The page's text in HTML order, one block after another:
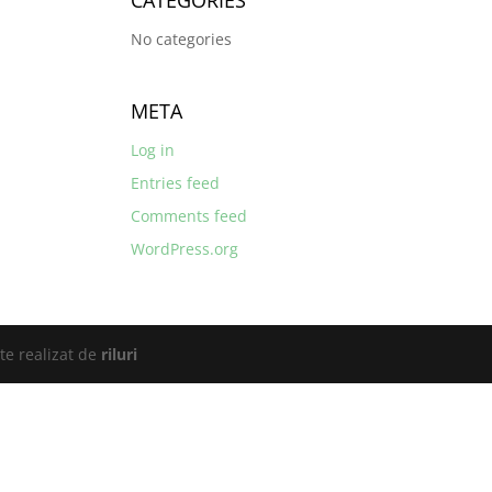
No categories
META
Log in
Entries feed
Comments feed
WordPress.org
realizat de riluri